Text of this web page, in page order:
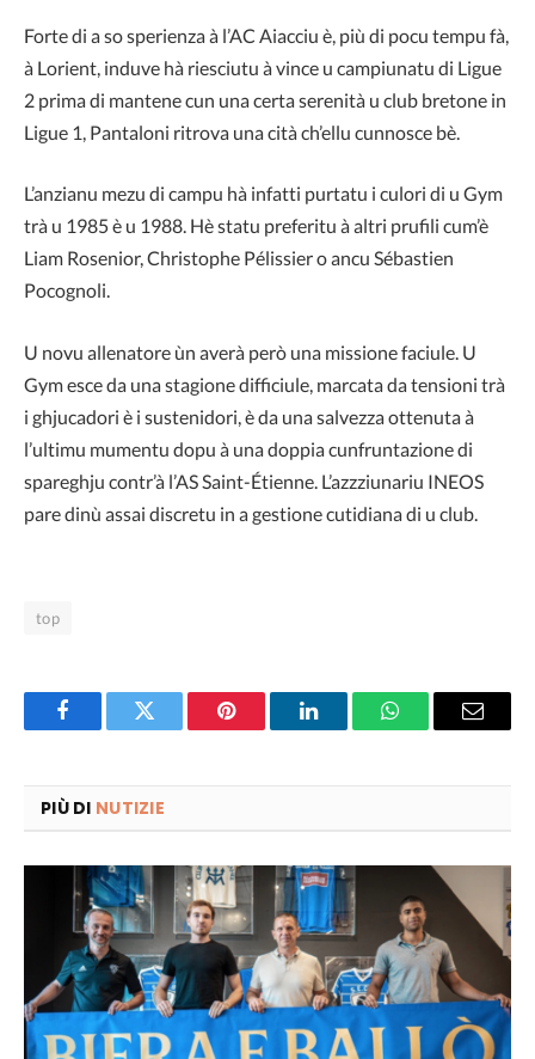
Forte di a so sperienza à l’AC Aiacciu è, più di pocu tempu fà,
à Lorient, induve hà riesciutu à vince u campiunatu di Ligue
2 prima di mantene cun una certa serenità u club bretone in
Ligue 1, Pantaloni ritrova una cità ch’ellu cunnosce bè.
L’anzianu mezu di campu hà infatti purtatu i culori di u Gym
trà u 1985 è u 1988. Hè statu preferitu à altri prufili cum’è
Liam Rosenior, Christophe Pélissier o ancu Sébastien
Pocognoli.
U novu allenatore ùn averà però una missione faciule. U
Gym esce da una stagione difficiule, marcata da tensioni trà
i ghjucadori è i sustenidori, è da una salvezza ottenuta à
l’ultimu mumentu dopu à una doppia cunfruntazione di
spareghju contr’à l’AS Saint-Étienne. L’azzziunariu INEOS
pare dinù assai discretu in a gestione cutidiana di u club.
top
FacebookTwitter Pinterest LinkedInWhatsAppEmail
PIÙ DI NUTIZIE